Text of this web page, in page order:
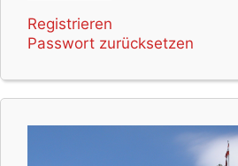
Registrieren
Passwort zurücksetzen